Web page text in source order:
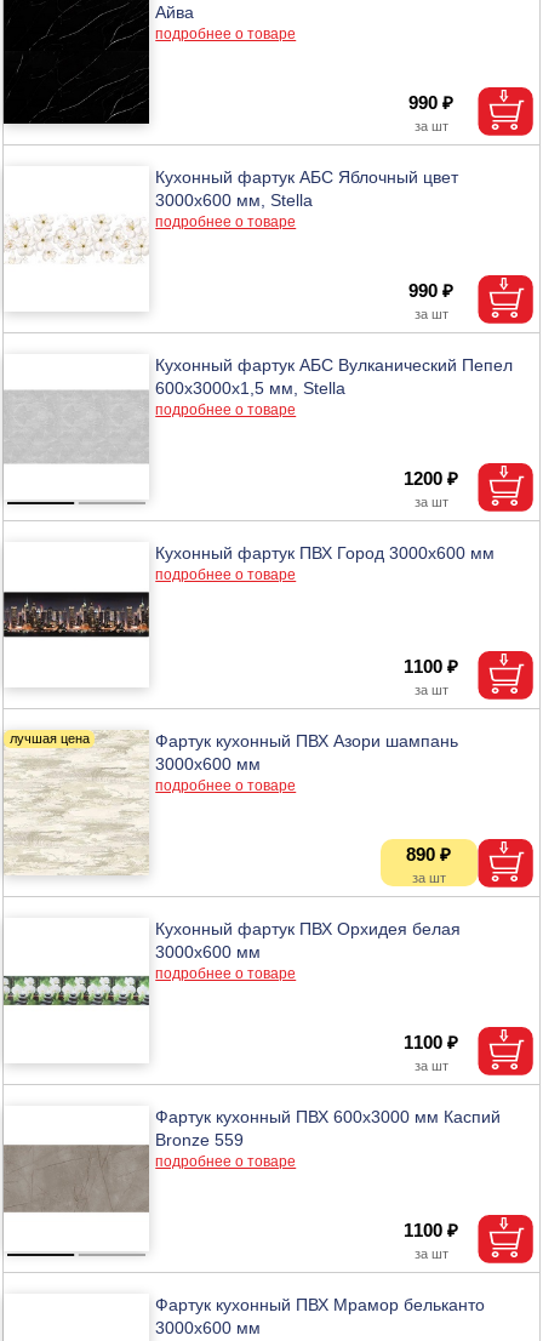
Айва
подробнее о товаре
990 ₽
Кухонный фартук АБС Яблочный цвет
3000х600 мм, Stella
подробнее о товаре
990 ₽
Кухонный фартук АБС Вулканический Пепел
600х3000х1,5 мм, Stella
подробнее о товаре
1200 ₽
Кухонный фартук ПВХ Город 3000х600 мм
подробнее о товаре
1100 ₽
Фартук кухонный ПВХ Азори шампань
3000х600 мм
подробнее о товаре
890 ₽
Кухонный фартук ПВХ Орхидея белая
3000х600 мм
подробнее о товаре
1100 ₽
Фартук кухонный ПВХ 600х3000 мм Каспий
Bronze 559
подробнее о товаре
1100 ₽
Фартук кухонный ПВХ Мрамор бельканто
3000х600 мм